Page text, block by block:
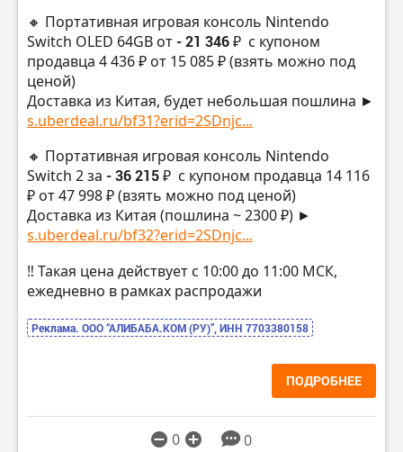
🔸 Портативная игровая консоль Nintendo
Switch OLED 64GB от- 21 346 ₽ с купоном
продавца 4 436 ₽ от 15 085 ₽ (взять можно под
ценой)
Доставка из Китая, будет небольшая пошлина ►
s.uberdeal.ru/bf31?erid=2SDnjc...
🔸 Портативная игровая консоль Nintendo
Switch 2 за - 36 215 ₽ с купоном продавца 14 116
₽ от 47 998 ₽ (взять можно под ценой)
Доставка из Китая (пошлина ~ 2300 ₽) ►
s.uberdeal.ru/bf32?erid=2SDnjc...
‼️ Такая цена действует с 10:00 до 11:00 МСК,
ежедневно в рамках распродажи
Реклама. ООО “АЛИБАБА.КОМ (РУ)”, ИНН 7703380158
ПОДРОБНЕЕ
0 0